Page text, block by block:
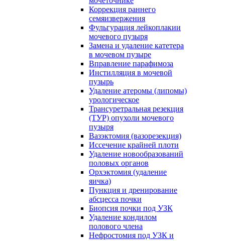
Коррекция раннего
семяизвержения
Фульгурация лейкоплакии
мочевого пузыря
Замена и удаление катетера
в мочевом пузыре
Вправление парафимоза
Инстилляция в мочевой
пузырь
Удаление атеромы (липомы)
урологическое
Трансуретральная резекция
(ТУР) опухоли мочевого
пузыря
Вазэктомия (вазорезекция)
Иссечение крайней плоти
Удаление новообразований
половых органов
Орхэктомия (удаление
яичка)
Пункция и дренирование
абсцесса почки
Биопсия почки под УЗК
Удаление кондилом
полового члена
Нефростомия под УЗК и